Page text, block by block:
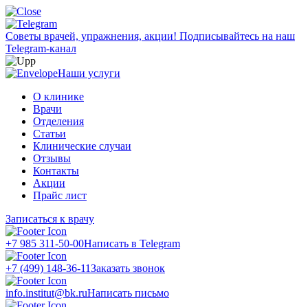
Советы врачей, упражнения, акции! Подписывайтесь на наш
Telegram-канал
Наши услуги
О клинике
Врачи
Отделения
Статьи
Клинические случаи
Отзывы
Контакты
Акции
Прайс лист
Записаться к врачу
+7 985 311-50-00Написать в Telegram
+7 (499) 148-36-11Заказать звонок
info.institut@bk.ruНаписать письмо